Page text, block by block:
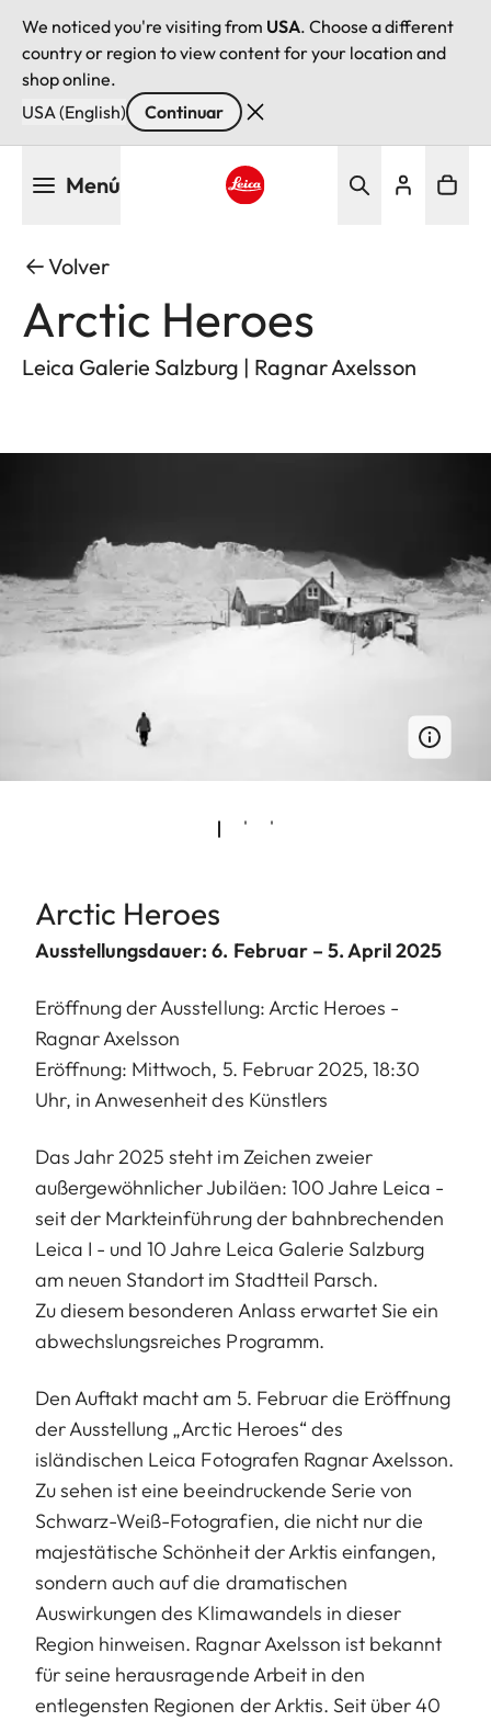
We noticed you're visiting from USA. Choose a different
country or region to view content for your location and
shop online.
USA (English)
Continuar
Menú
Volver
Arctic Heroes
Leica Galerie Salzburg | Ragnar Axelsson
Arctic Heroes
Ausstellungsdauer: 6. Februar – 5. April 2025
Eröffnung der Ausstellung: Arctic Heroes -
Ragnar Axelsson
Eröffnung: Mittwoch, 5. Februar 2025, 18:30
Uhr, in Anwesenheit des Künstlers
Das Jahr 2025 steht im Zeichen zweier
außergewöhnlicher Jubiläen: 100 Jahre Leica -
seit der Markteinführung der bahnbrechenden
Leica I - und 10 Jahre Leica Galerie Salzburg
am neuen Standort im Stadtteil Parsch.
Zu diesem besonderen Anlass erwartet Sie ein
abwechslungsreiches Programm.
Den Auftakt macht am 5. Februar die Eröffnung
der Ausstellung „Arctic Heroes“ des
isländischen Leica Fotografen Ragnar Axelsson.
Zu sehen ist eine beeindruckende Serie von
Schwarz-Weiß-Fotografien, die nicht nur die
majestätische Schönheit der Arktis einfangen,
sondern auch auf die dramatischen
Auswirkungen des Klimawandels in dieser
Region hinweisen. Ragnar Axelsson ist bekannt
für seine herausragende Arbeit in den
entlegensten Regionen der Arktis. Seit über 40